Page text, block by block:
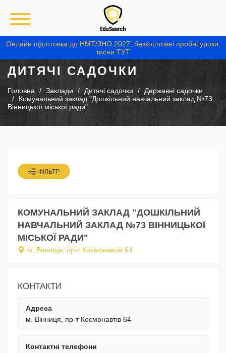
Онлайн підготовка до НМТ/ЗНО 2027, безкоштовні пробні уроки,
тисни ТУТ
ДИТЯЧІ САДОЧКИ
Головна Заклади Дитячі садочки
Державні садочки
Комунальний заклад "Дошкільний навчальний заклад №73
Вінницької міської ради"
ФІЛЬТР
КОМУНАЛЬНИЙ ЗАКЛАД "ДОШКІЛЬНИЙ
НАВЧАЛЬНИЙ ЗАКЛАД №73 ВІННИЦЬКОЇ
МІСЬКОЇ РАДИ"
м. Вінниця, пр-т Космонавтів 64
КОНТАКТИ
Адреса
м. Вінниця, пр-т Космонавтів 64
Контактні телефони